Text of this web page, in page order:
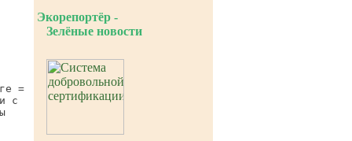
=
с
Экорепортёр -
Зелёные новости